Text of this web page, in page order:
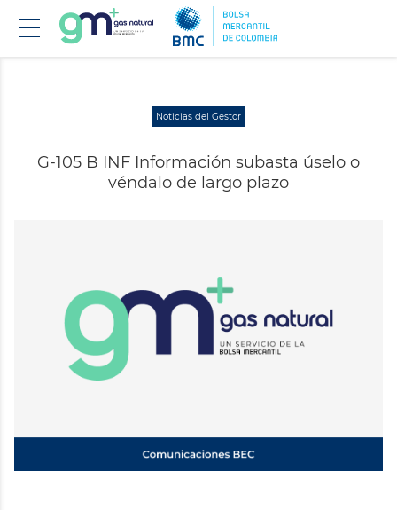
principal
Noticias del Gestor
G-105 B INF Información subasta úselo o
véndalo de largo plazo